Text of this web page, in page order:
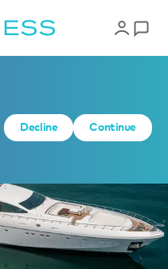
Decline Continue